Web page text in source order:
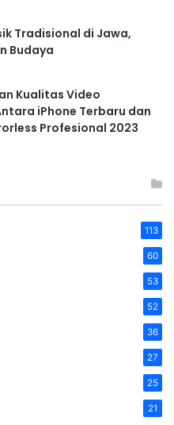
Tradisional di Jawa,
Budaya
Kualitas Video
iPhone Terbaru dan
Profesional 2023
113
60
53
52
36
27
25
21